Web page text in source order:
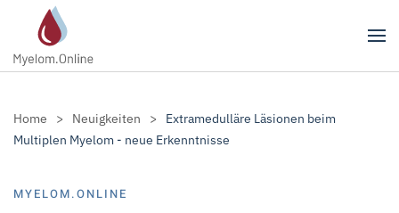
Zum Hauptinhalt springen
Home Neuigkeiten
Extramedulläre Läsionen beim
Multiplen Myelom - neue Erkenntnisse
MYELOM.ONLINE